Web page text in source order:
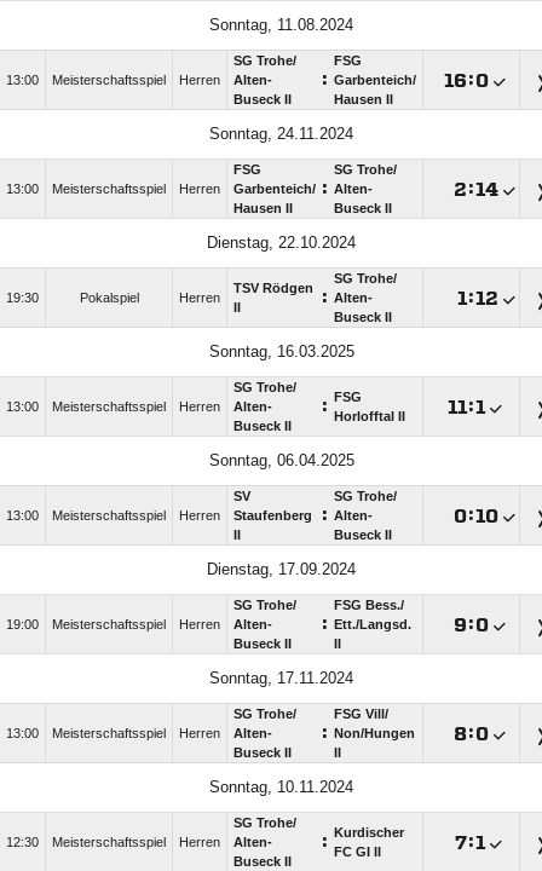
Sonntag, 11.08.2024
13:00 Meisterschaftsspiel Herren
SG Trohe/​
Alten-
Buseck II
:
FSG
Garbenteich/​
Hausen II
:
Sonntag, 24.11.2024
13:00 Meisterschaftsspiel Herren
FSG
Garbenteich/​
Hausen II
:
SG Trohe/​
Alten-
Buseck II
:
Dienstag, 22.10.2024
19:30 Pokalspiel Herren
TSV Rödgen
:
SG Trohe/​
Alten-
Buseck II
:
Sonntag, 16.03.2025
13:00 Meisterschaftsspiel Herren
SG Trohe/​
Alten-
Buseck II
:
FSG
Horlofftal II
:
Sonntag, 06.04.2025
13:00 Meisterschaftsspiel Herren
SV
Staufenberg
:
SG Trohe/​
Alten-
Buseck II
:
Dienstag, 17.09.2024
19:00 Meisterschaftsspiel Herren
SG Trohe/​
Alten-
Buseck II
:
FSG Bess./​
Ett./​Langsd.
:
Sonntag, 17.11.2024
13:00 Meisterschaftsspiel Herren
SG Trohe/​
Alten-
Buseck II
:
FSG Vill/​
Non/​Hungen
:
Sonntag, 10.11.2024
12:30 Meisterschaftsspiel Herren
SG Trohe/​
Alten-
Buseck II
:
Kurdischer
FC GI II
: